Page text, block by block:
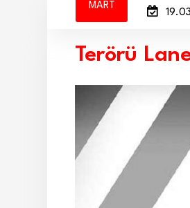
MART
Terörü